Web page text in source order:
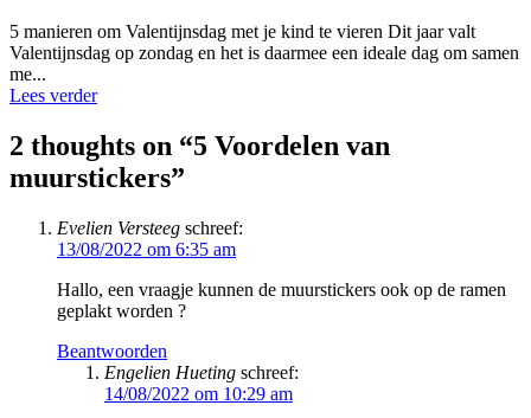
5 manieren om Valentijnsdag met je kind te vieren Dit jaar valt
Valentijnsdag op zondag en het is daarmee een ideale dag om samen
me...
Lees verder
2 thoughts on “5 Voordelen van
muurstickers”
Evelien Versteeg schreef:
13/08/2022 om 6:35 am
Hallo, een vraagje kunnen de muurstickers ook op de ramen
geplakt worden ?
Beantwoorden
Engelien Hueting schreef:
14/08/2022 om 10:29 am